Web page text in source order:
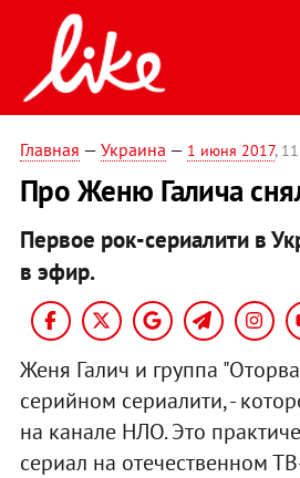
Главная — Украина — 1 июня 2017,
Про Женю Галича
Первое рок-сериалити в
в эфир.
Женя Галич и группа
серийном сериалити, -
на канале НЛО. Это
сериал на отечественном